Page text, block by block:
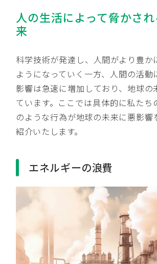
人の生活によって脅かさ
来
科学技術が発達し、人間がより豊か
ようになっていく一方、人間の活動
影響は急速に増加しており、地球の
ています。ここでは具体的に私たち
のような行為が地球の未来に悪影響
紹介いたします。
エネルギーの浪費